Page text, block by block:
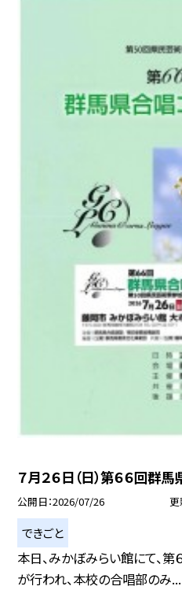
７月２６日（日）第６６回群
公開日 2026/07/26 更
できごと
本日、みかぼみらい館にて、
が行われ、本校の合唱部のみ...